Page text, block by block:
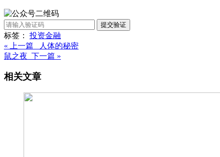
提交验证
标签： 投资金融
« 上一篇 人体的秘密
鼠之夜 下一篇 »
相关文章